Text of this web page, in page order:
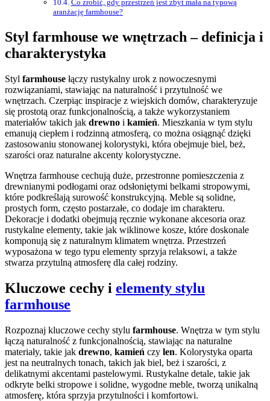
Co zrobić, gdy przestrzeń jest zbyt mała na typową
aranżację farmhouse?
Styl farmhouse we wnętrzach – definicja i
charakterystyka
Styl farmhouse łączy rustykalny urok z nowoczesnymi
rozwiązaniami, stawiając na naturalność i przytulność we
wnętrzach. Czerpiąc inspiracje z wiejskich domów, charakteryzuje
się prostotą oraz funkcjonalnością, a także wykorzystaniem
materiałów takich jak drewno i kamień. Mieszkania w tym stylu
emanują ciepłem i rodzinną atmosferą, co można osiągnąć dzięki
zastosowaniu stonowanej kolorystyki, która obejmuje biel, beż,
szarości oraz naturalne akcenty kolorystyczne.
Wnętrza farmhouse cechują duże, przestronne pomieszczenia z
drewnianymi podłogami oraz odsłoniętymi belkami stropowymi,
które podkreślają surowość konstrukcyjną. Meble są solidne,
prostych form, często postarzałe, co dodaje im charakteru.
Dekoracje i dodatki obejmują ręcznie wykonane akcesoria oraz
rustykalne elementy, takie jak wiklinowe kosze, które doskonale
komponują się z naturalnym klimatem wnętrza. Przestrzeń
wyposażona w tego typu elementy sprzyja relaksowi, a także
stwarza przytulną atmosferę dla całej rodziny.
Kluczowe cechy i elementy stylu
farmhouse
Rozpoznaj kluczowe cechy stylu farmhouse. Wnętrza w tym stylu
łączą naturalność z funkcjonalnością, stawiając na naturalne
materiały, takie jak drewno, kamień czy len. Kolorystyka oparta
jest na neutralnych tonach, takich jak biel, beż i szarości, z
delikatnymi akcentami pastelowymi. Rustykalne detale, takie jak
odkryte belki stropowe i solidne, wygodne meble, tworzą unikalną
atmosferę, która sprzyja przytulności i komfortowi.